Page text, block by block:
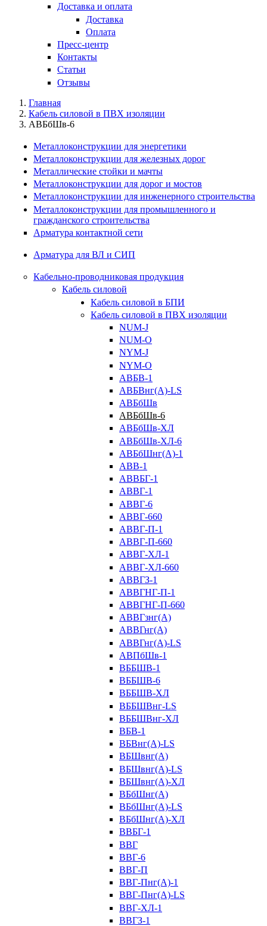
Доставка и оплата
Доставка
Оплата
Пресс-центр
Контакты
Статьи
Отзывы
Главная
Кабель силовой в ПВХ изоляции
АВБбШв-6
Металлоконструкции для энергетики
Металлоконструкции для железных дорог
Металлические стойки и мачты
Металлоконструкции для дорог и мостов
Металлоконструкции для инженерного строительства
Металлоконструкции для промышленного и
гражданского строительства
Арматура контактной сети
Арматура для ВЛ и СИП
Кабельно-проводниковая продукция
Кабель силовой
Кабель силовой в БПИ
Кабель силовой в ПВХ изоляции
NUM-J
NUM-O
NYM-J
NYM-O
АВБВ-1
АВБВнг(А)-LS
АВБбШв
АВБбШв-6
АВБбШв-ХЛ
АВБбШв-ХЛ-6
АВБбШнг(А)-1
АВВ-1
АВВБГ-1
АВВГ-1
АВВГ-6
АВВГ-660
АВВГ-П-1
АВВГ-П-660
АВВГ-ХЛ-1
АВВГ-ХЛ-660
АВВГЗ-1
АВВГНГ-П-1
АВВГНГ-П-660
АВВГзнг(А)
АВВГнг(А)
АВВГнг(А)-LS
АВПбШв-1
ВББШВ-1
ВББШВ-6
ВББШВ-ХЛ
ВББШВнг-LS
ВББШВнг-ХЛ
ВБВ-1
ВБВнг(А)-LS
ВБШвнг(А)
ВБШвнг(А)-LS
ВБШвнг(А)-ХЛ
ВБбШнг(А)
ВБбШнг(А)-LS
ВБбШнг(А)-ХЛ
ВВБГ-1
ВВГ
ВВГ-6
ВВГ-П
ВВГ-Пнг(А)-1
ВВГ-Пнг(А)-LS
ВВГ-ХЛ-1
ВВГЗ-1